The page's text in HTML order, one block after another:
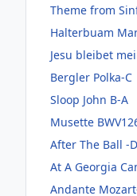
Theme from
Halterbuam
Jesu bleibet
Bergler Polka-C
Sloop John B-A
Musette
After The Ball -D
At A Georgia
Andante